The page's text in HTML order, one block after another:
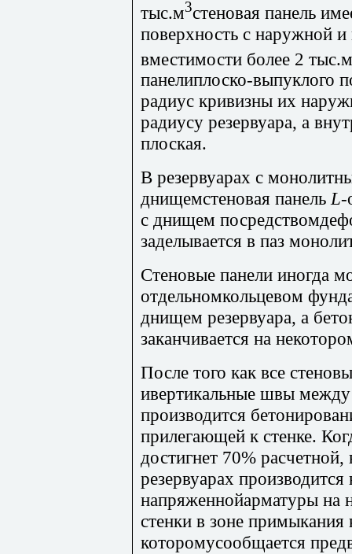
тыс.м3стеновая панель
поверхность с наружной
вместимости более 2 тыс.м
панелиплоско-выпуклого
радиус кривизны их
радиусу резервуара, а
плоская.
В резервуарах с
днищемстеновая панельL-
с днищем
заделывается в паз
Стеновые панели иногда
отдельномкольцевом
днищем резервуара, а
заканчивается на
После того как все
ивертикальные швы
производится
прилегающей к стенке.
достигнет 70%
резервуарах
напряженнойарматуры на
стенки в зоне
которомусообщается